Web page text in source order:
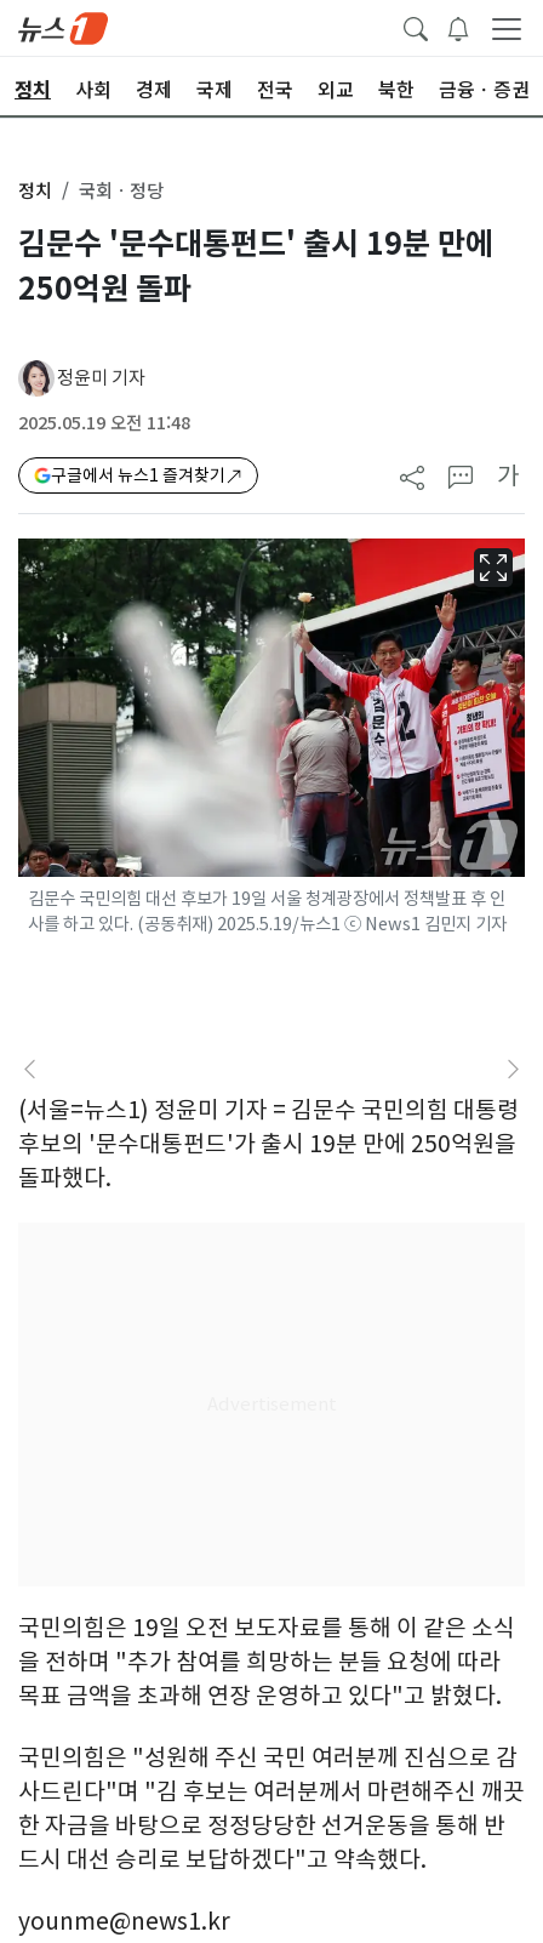
정치 사회 경제 국제 전국 외교 북한 금융ㆍ증권
정치 국회ㆍ정당
김문수 '문수대통펀드' 출시 19분 만에
250억원 돌파
정윤미 기자
2025.05.19 오전 11:48
구글에서 뉴스1 즐겨찾기 가
김문수 국민의힘 대선 후보가 19일 서울 청계광장에서 정책발표 후 인
사를 하고 있다. (공동취재) 2025.5.19/뉴스1 ⓒ News1 김민지 기자
(서울=뉴스1) 정윤미 기자 = 김문수 국민의힘 대통령
후보의 '문수대통펀드'가 출시 19분 만에 250억원을
돌파했다.
국민의힘은 19일 오전 보도자료를 통해 이 같은 소식
을 전하며 "추가 참여를 희망하는 분들 요청에 따라
목표 금액을 초과해 연장 운영하고 있다"고 밝혔다.
국민의힘은 "성원해 주신 국민 여러분께 진심으로 감
사드린다"며 "김 후보는 여러분께서 마련해주신 깨끗
한 자금을 바탕으로 정정당당한 선거운동을 통해 반
드시 대선 승리로 보답하겠다"고 약속했다.
younme@news1.kr